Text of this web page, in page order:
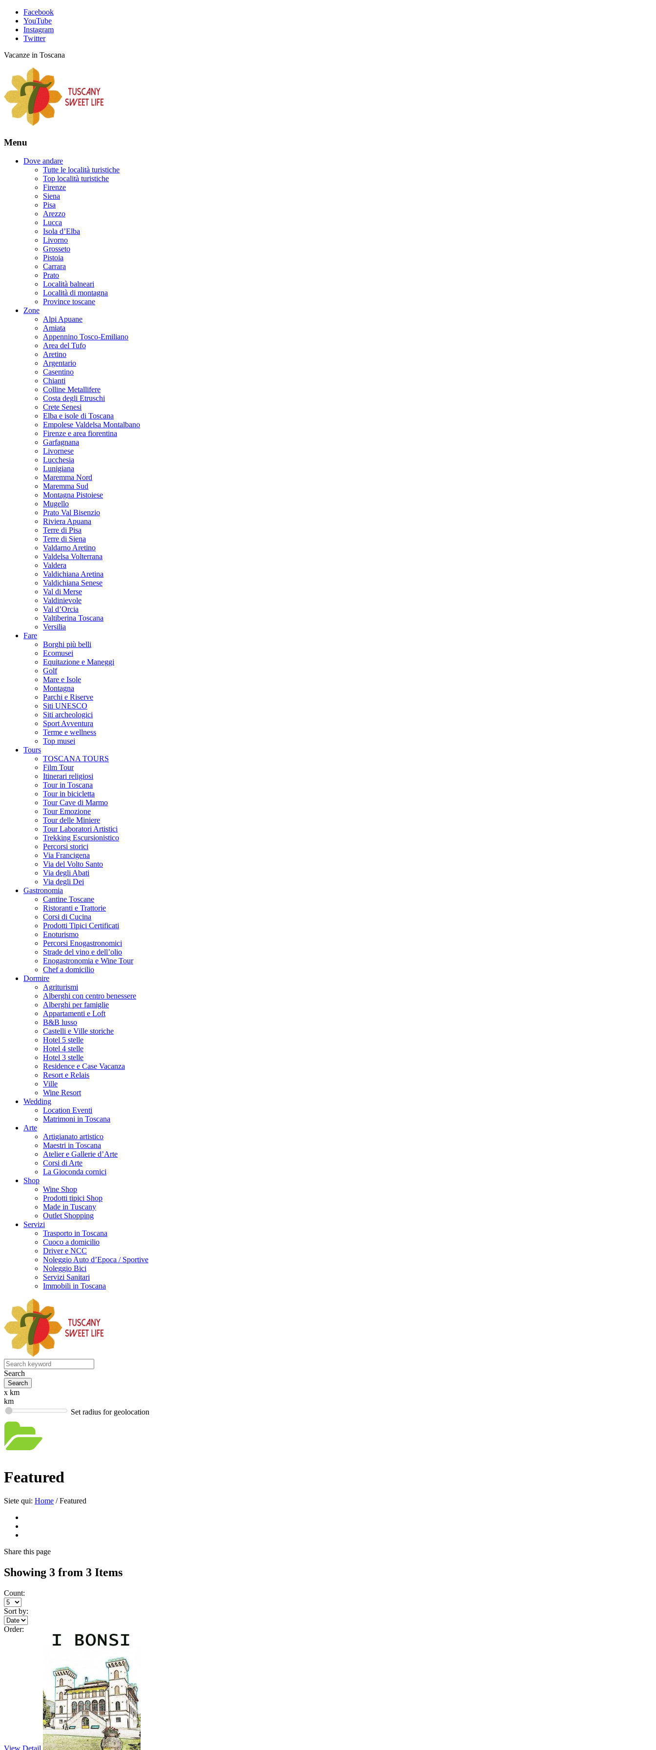
Facebook
YouTube
Instagram
Twitter
Vacanze in Toscana
Menu
Dove andare
Tutte le località turistiche
Top località turistiche
Firenze
Siena
Pisa
Arezzo
Lucca
Isola d’Elba
Livorno
Grosseto
Pistoia
Carrara
Prato
Località balneari
Località di montagna
Province toscane
Zone
Alpi Apuane
Amiata
Appennino Tosco-Emiliano
Area del Tufo
Aretino
Argentario
Casentino
Chianti
Colline Metallifere
Costa degli Etruschi
Crete Senesi
Elba e isole di Toscana
Empolese Valdelsa Montalbano
Firenze e area fiorentina
Garfagnana
Livornese
Lucchesia
Lunigiana
Maremma Nord
Maremma Sud
Montagna Pistoiese
Mugello
Prato Val Bisenzio
Riviera Apuana
Terre di Pisa
Terre di Siena
Valdarno Aretino
Valdelsa Volterrana
Valdera
Valdichiana Aretina
Valdichiana Senese
Val di Merse
Valdinievole
Val d’Orcia
Valtiberina Toscana
Versilia
Fare
Borghi più belli
Ecomusei
Equitazione e Maneggi
Golf
Mare e Isole
Montagna
Parchi e Riserve
Siti UNESCO
Siti archeologici
Sport Avventura
Terme e wellness
Top musei
Tours
TOSCANA TOURS
Film Tour
Itinerari religiosi
Tour in Toscana
Tour in bicicletta
Tour Cave di Marmo
Tour Emozione
Tour delle Miniere
Tour Laboratori Artistici
Trekking Escursionistico
Percorsi storici
Via Francigena
Via del Volto Santo
Via degli Abati
Via degli Dei
Gastronomia
Cantine Toscane
Ristoranti e Trattorie
Corsi di Cucina
Prodotti Tipici Certificati
Enoturismo
Percorsi Enogastronomici
Strade del vino e dell’olio
Enogastronomia e Wine Tour
Chef a domicilio
Dormire
Agriturismi
Alberghi con centro benessere
Alberghi per famiglie
Appartamenti e Loft
B&B lusso
Castelli e Ville storiche
Hotel 5 stelle
Hotel 4 stelle
Hotel 3 stelle
Residence e Case Vacanza
Resort e Relais
Ville
Wine Resort
Wedding
Location Eventi
Matrimoni in Toscana
Arte
Artigianato artistico
Maestri in Toscana
Atelier e Gallerie d’Arte
Corsi di Arte
La Gioconda cornici
Shop
Wine Shop
Prodotti tipici Shop
Made in Tuscany
Outlet Shopping
Servizi
Trasporto in Toscana
Cuoco a domicilio
Driver e NCC
Noleggio Auto d’Epoca / Sportive
Noleggio Bici
Servizi Sanitari
Immobili in Toscana
Search
x km
km
Set radius for geolocation
Featured
Siete qui: Home / Featured
Share this page
Showing 3 from 3 Items
Count:
Sort by:
Order: